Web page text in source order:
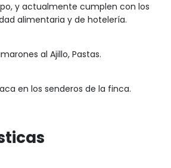
y actualmente cumplen con los
alimentaria y de hotelería.
al Ajillo, Pastas.
en los senderos de la finca.